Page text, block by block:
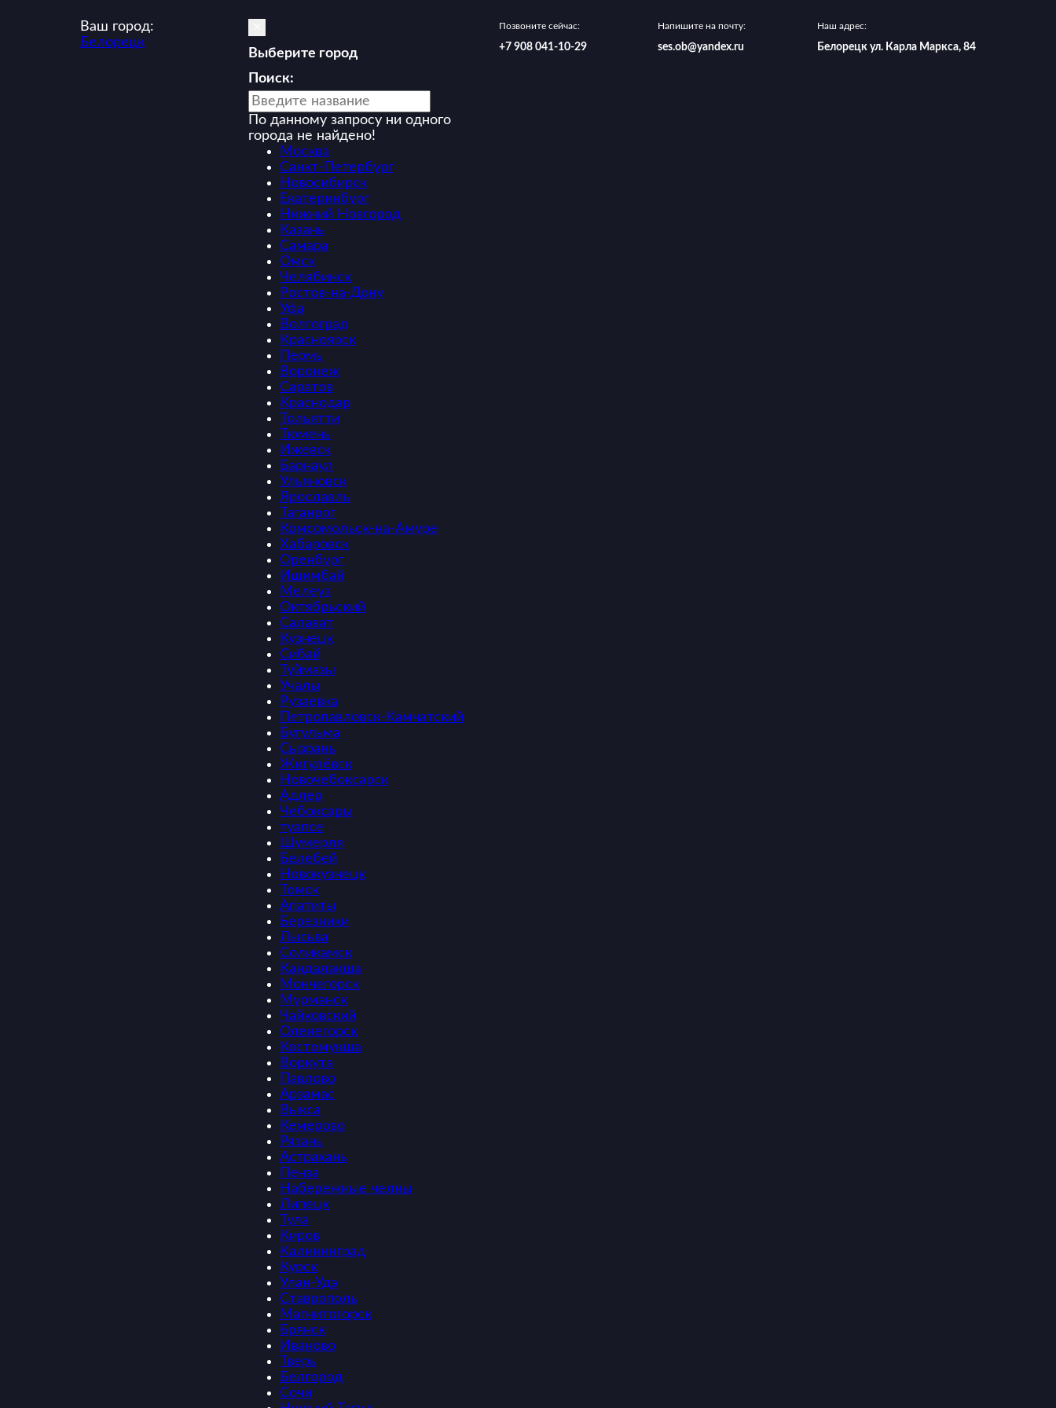
Ваш город:
Белорецк
Выберите город
Поиск:
По данному запросу ни одного
города не найдено!
Москва
Санкт-Петербург
Новосибирск
Екатеринбург
Нижний Новгород
Казань
Самара
Омск
Челябинск
Ростов-на-Дону
Уфа
Волгоград
Красноярск
Пермь
Воронеж
Саратов
Краснодар
Тольятти
Тюмень
Ижевск
Барнаул
Ульяновск
Ярославль
Таганрог
Комсомольск-на-Амуре
Хабаровск
Оренбург
Ишимбай
Мелеуз
Октябрьский
Салават
Кузнецк
Сибай
Туймазы
Учалы
Рузаевка
Петропавловск-Камчатский
Бугульма
Сызрань
Жигулёвск
Новочебоксарск
Адлер
Чебоксары
туапсе
Шумерля
Белебей
Новокузнецк
Томск
Апатиты
Березники
Лысьва
Соликамск
Кандалакша
Мончегорск
Мурманск
Чайковский
Оленегорск
Костомукша
Воркута
Павлово
Арзамас
Выкса
Кемерово
Рязань
Астрахань
Пенза
Набережные челны
Липецк
Тула
Киров
Калининград
Курск
Улан-Удэ
Ставрополь
Магнитогорск
Брянск
Иваново
Тверь
Белгород
Сочи
Позвоните сейчас:
‪+7 908 041-10-29
Напишите на почту:
ses.ob@yandex.ru
Наш адрес:
Белорецк ул. Карла Маркса, 84